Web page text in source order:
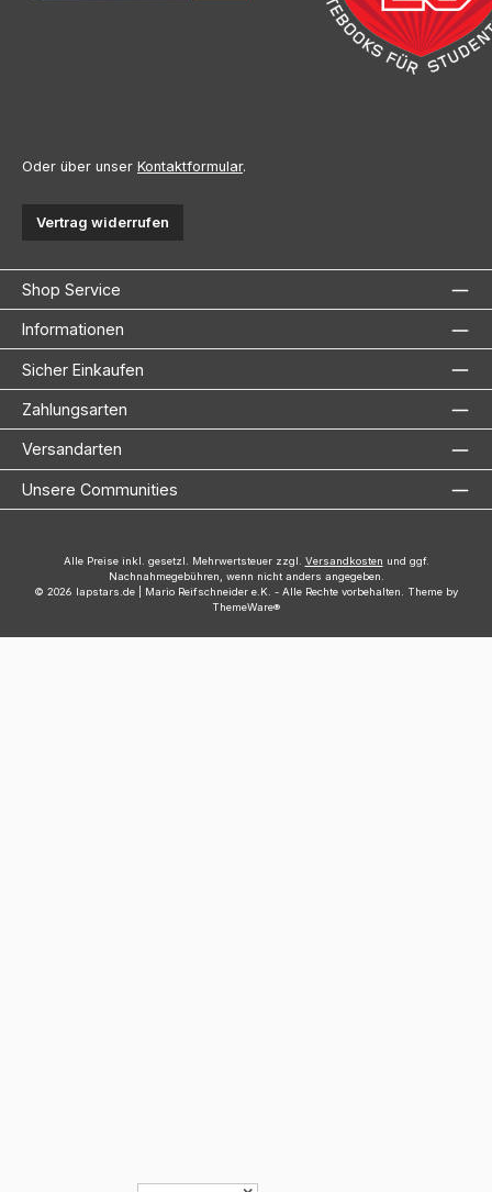
Oder über unser Kontaktformular.
Vertrag widerrufen
Shop Service
Informationen
Sicher Einkaufen
Zahlungsarten
Versandarten
Unsere Communities
Alle Preise inkl. gesetzl. Mehrwertsteuer zzgl. Versandkosten und ggf.
Nachnahmegebühren, wenn nicht anders angegeben.
© 2026 lapstars.de | Mario Reifschneider e.K. - Alle Rechte vorbehalten. Theme by
ThemeWare®